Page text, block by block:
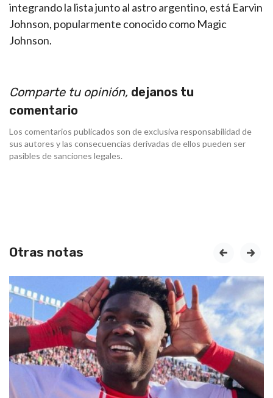
integrando la lista junto al astro argentino, está Earvin
Johnson, popularmente conocido como Magic
Johnson.
Comparte tu opinión, dejanos tu
comentario
Los comentarios publicados son de exclusiva responsabilidad de
sus autores y las consecuencias derivadas de ellos pueden ser
pasibles de sanciones legales.
Otras notas prev next